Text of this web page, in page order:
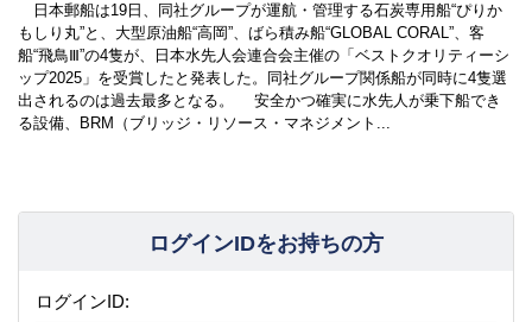
日本郵船は19日、同社グループが運航・管理する石炭専用船“ぴりか
もしり丸”と、大型原油船“高岡”、ばら積み船“GLOBAL CORAL”、客
船“飛鳥Ⅲ”の4隻が、日本水先人会連合会主催の「ベストクオリティーシ
ップ2025」を受賞したと発表した。同社グループ関係船が同時に4隻選
出されるのは過去最多となる。 安全かつ確実に水先人が乗下船でき
る設備、BRM（ブリッジ・リソース・マネジメント...
ログインIDをお持ちの方
ログインID: